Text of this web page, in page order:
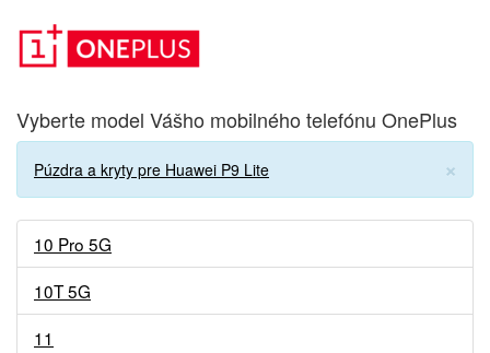
Vyberte model Vášho mobilného telefónu OnePlus
×
Púzdra a kryty pre Huawei P9 Lite
10 Pro 5G
10T 5G
11